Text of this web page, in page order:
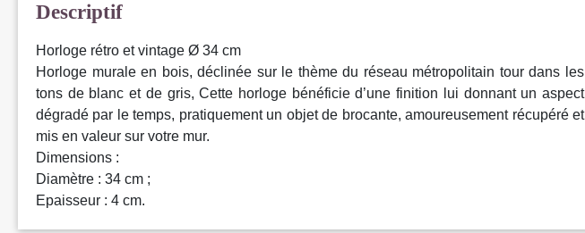
Descriptif
Horloge rétro et vintage Ø 34 cm
Horloge murale en bois, déclinée sur le thème du réseau métropolitain tour dans les
tons de blanc et de gris, Cette horloge bénéficie d’une finition lui donnant un aspect
dégradé par le temps, pratiquement un objet de brocante, amoureusement récupéré et
mis en valeur sur votre mur.
Dimensions :
Diamètre : 34 cm ;
Epaisseur : 4 cm.